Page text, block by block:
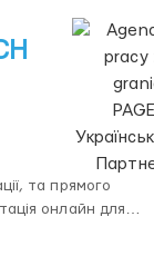
та прямого